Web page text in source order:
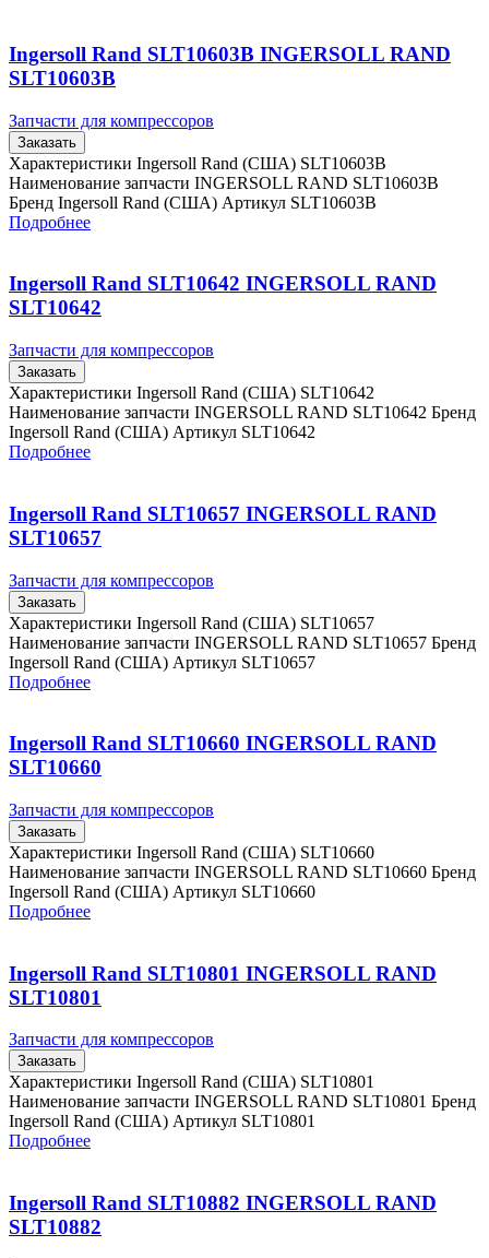
Ingersoll Rand SLT10603B INGERSOLL RAND
SLT10603B
Запчасти для компрессоров
Заказать
Характеристики Ingersoll Rand (США) SLT10603B
Наименование запчасти INGERSOLL RAND SLT10603B
Бренд Ingersoll Rand (США) Артикул SLT10603B
Подробнее
Ingersoll Rand SLT10642 INGERSOLL RAND
SLT10642
Запчасти для компрессоров
Заказать
Характеристики Ingersoll Rand (США) SLT10642
Наименование запчасти INGERSOLL RAND SLT10642 Бренд
Ingersoll Rand (США) Артикул SLT10642
Подробнее
Ingersoll Rand SLT10657 INGERSOLL RAND
SLT10657
Запчасти для компрессоров
Заказать
Характеристики Ingersoll Rand (США) SLT10657
Наименование запчасти INGERSOLL RAND SLT10657 Бренд
Ingersoll Rand (США) Артикул SLT10657
Подробнее
Ingersoll Rand SLT10660 INGERSOLL RAND
SLT10660
Запчасти для компрессоров
Заказать
Характеристики Ingersoll Rand (США) SLT10660
Наименование запчасти INGERSOLL RAND SLT10660 Бренд
Ingersoll Rand (США) Артикул SLT10660
Подробнее
Ingersoll Rand SLT10801 INGERSOLL RAND
SLT10801
Запчасти для компрессоров
Заказать
Характеристики Ingersoll Rand (США) SLT10801
Наименование запчасти INGERSOLL RAND SLT10801 Бренд
Ingersoll Rand (США) Артикул SLT10801
Подробнее
Ingersoll Rand SLT10882 INGERSOLL RAND
SLT10882